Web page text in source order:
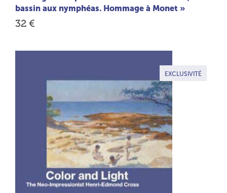
bassin aux nymphéas. Hommage à Monet »
32 €
EXCLUSIVITÉ